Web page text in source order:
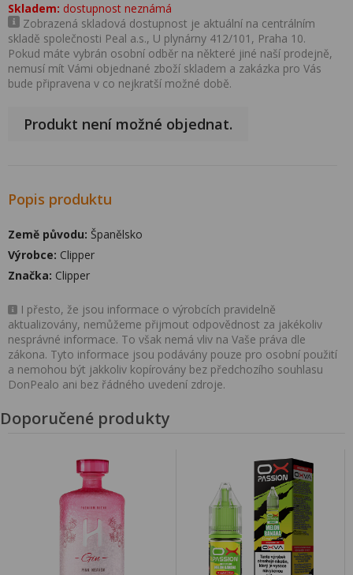
Skladem: dostupnost neznámá
Zobrazená skladová dostupnost je aktuální na centrálním
skladě společnosti Peal a.s., U plynárny 412/101, Praha 10.
Pokud máte vybrán osobní odběr na některé jiné naší prodejně,
nemusí mít Vámi objednané zboží skladem a zakázka pro Vás
bude připravena v co nejkratší možné době.
Produkt není možné objednat.
Popis produktu
Země původu: Španělsko
Výrobce: Clipper
Značka: Clipper
I přesto, že jsou informace o výrobcích pravidelně
aktualizovány, nemůžeme přijmout odpovědnost za jakékoliv
nesprávné informace. To však nemá vliv na Vaše práva dle
zákona. Tyto informace jsou podávány pouze pro osobní použití
a nemohou být jakkoliv kopírovány bez předchozího souhlasu
DonPealo ani bez řádného uvedení zdroje.
Doporučené produkty